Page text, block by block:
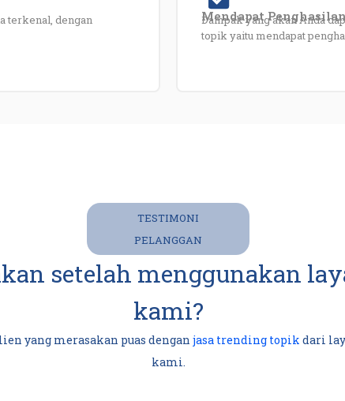
terkenal, dengan
Mendapat Penghasilan
Dampak yang akan Anda
topik yaitu mendapat
TESTIMONI
PELANGGAN
setelah menggunakan
kami?
yang merasakan puas dengan jasa trending topik dari
kami.